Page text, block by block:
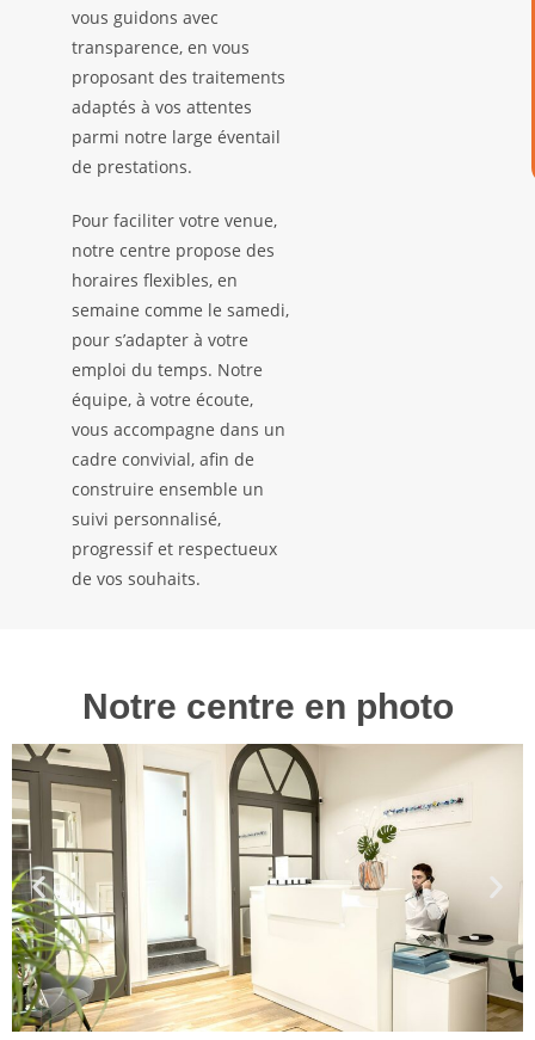
vous guidons avec
transparence, en vous
proposant des traitements
adaptés à vos attentes
parmi notre large éventail
de prestations.
Pour faciliter votre venue,
notre centre propose des
horaires flexibles, en
semaine comme le samedi,
pour s’adapter à votre
emploi du temps. Notre
équipe, à votre écoute,
vous accompagne dans un
cadre convivial, afin de
construire ensemble un
suivi personnalisé,
progressif et respectueux
de vos souhaits.
Notre centre en photo